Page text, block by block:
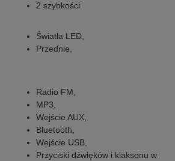
2 szybkości
Światła LED,
Przednie,
Radio FM,
MP3,
Wejście AUX,
Bluetooth,
Wejście USB,
Przyciski dźwięków i klaksonu w